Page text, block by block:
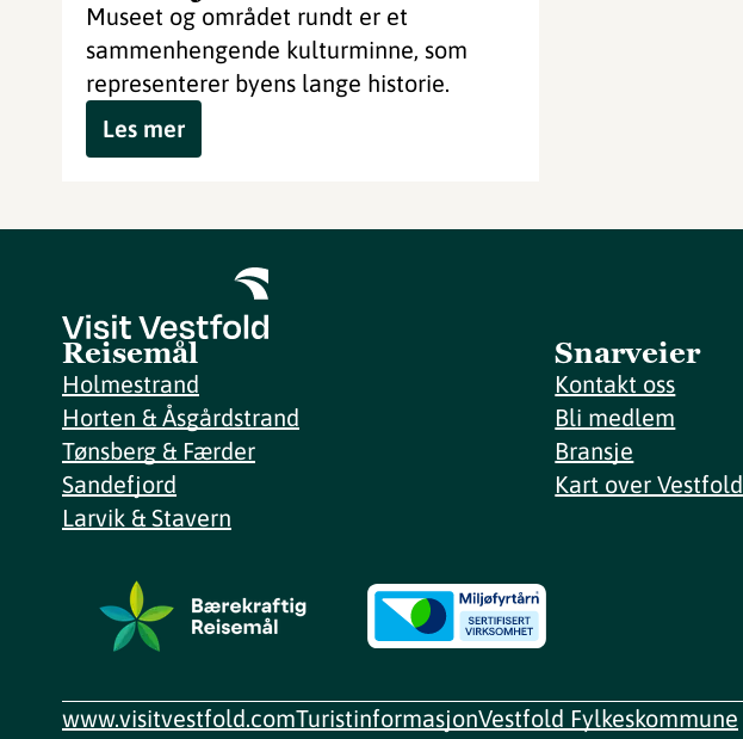
Museet og området rundt er et
sammenhengende kulturminne, som
representerer byens lange historie.
Les mer
Reisemål
Holmestrand
Horten & Åsgårdstrand
Tønsberg & Færder
Sandefjord
Larvik & Stavern
Snarveier
Kontakt oss
Bli medlem
Bransje
Kart over Vestfold
www.visitvestfold.comTuristinformasjonVestfold Fylkeskommune